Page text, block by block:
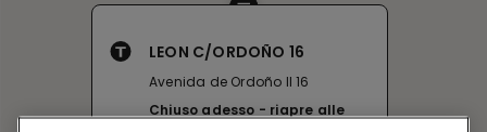
LEON C/ORDOÑO 16
Avenida de Ordoño II 16
Chiuso adesso
riapre alle